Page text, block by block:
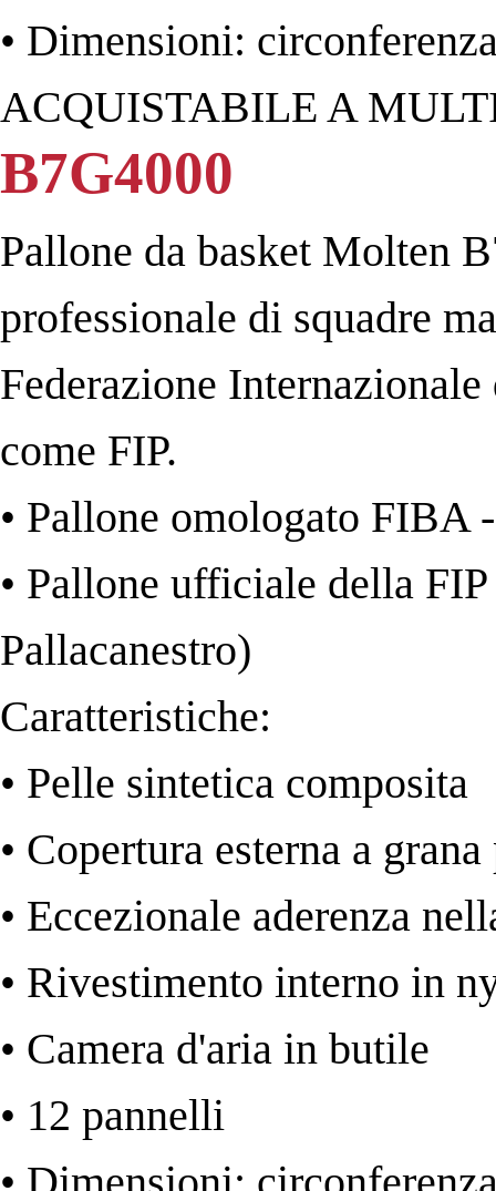
• Dimensioni:
ACQUISTABILE A
B7G4000
Pallone da basket Molten
professionale di squadre
Federazione
come FIP.
• Pallone omologato FIBA
• Pallone ufficiale della
Pallacanestro)
Caratteristiche:
• Pelle sintetica composita
• Copertura esterna a
• Eccezionale aderenza
• Rivestimento interno in
• Camera d'aria in butile
• 12 pannelli